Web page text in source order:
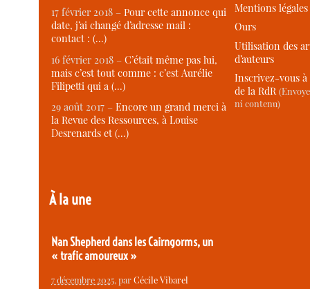
17 février 2018 –Pour cette annonce qui
date, j’ai changé d’adresse mail :
contact : (…)
16 février 2018 –C’était même pas lui,
mais c’est tout comme : c’est Aurélie
Filipetti qui a (…)
29 août 2017 –Encore un grand merci à
la Revue des Ressources, à Louise
Desrenards et (…)
À la une
Nan Shepherd dans les Cairngorms, un
« trafic amoureux »
7 décembre 2025, parCécile Vibarel
Mentions légales
Ours
Utilisation des
d’auteurs
Inscrivez-vous
de la RdR
ni contenu)